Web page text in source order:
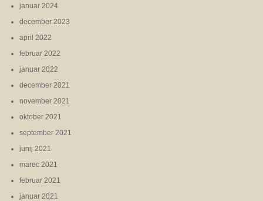
januar 2024
december 2023
april 2022
februar 2022
januar 2022
december 2021
november 2021
oktober 2021
september 2021
junij 2021
marec 2021
februar 2021
januar 2021